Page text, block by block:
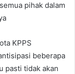
pihak dalam
KPPS
beberapa
pasti tidak akan